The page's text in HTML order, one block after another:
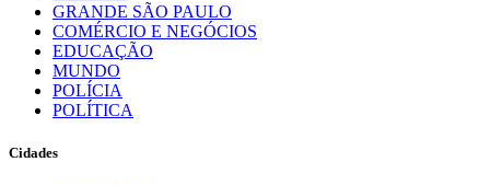
GRANDE SÃO PAULO
COMÉRCIO E NEGÓCIOS
EDUCAÇÃO
MUNDO
POLÍCIA
POLÍTICA
Cidades